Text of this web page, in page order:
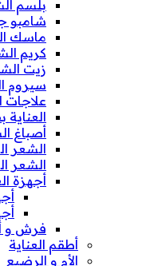
بلسم
شامبو
ماسك
كريم
زيت
سيروم
علاجات
أصباغ
الشعر
الشعر
أجهزة
فرش و
أطقم العناية
الأم و الرضيع